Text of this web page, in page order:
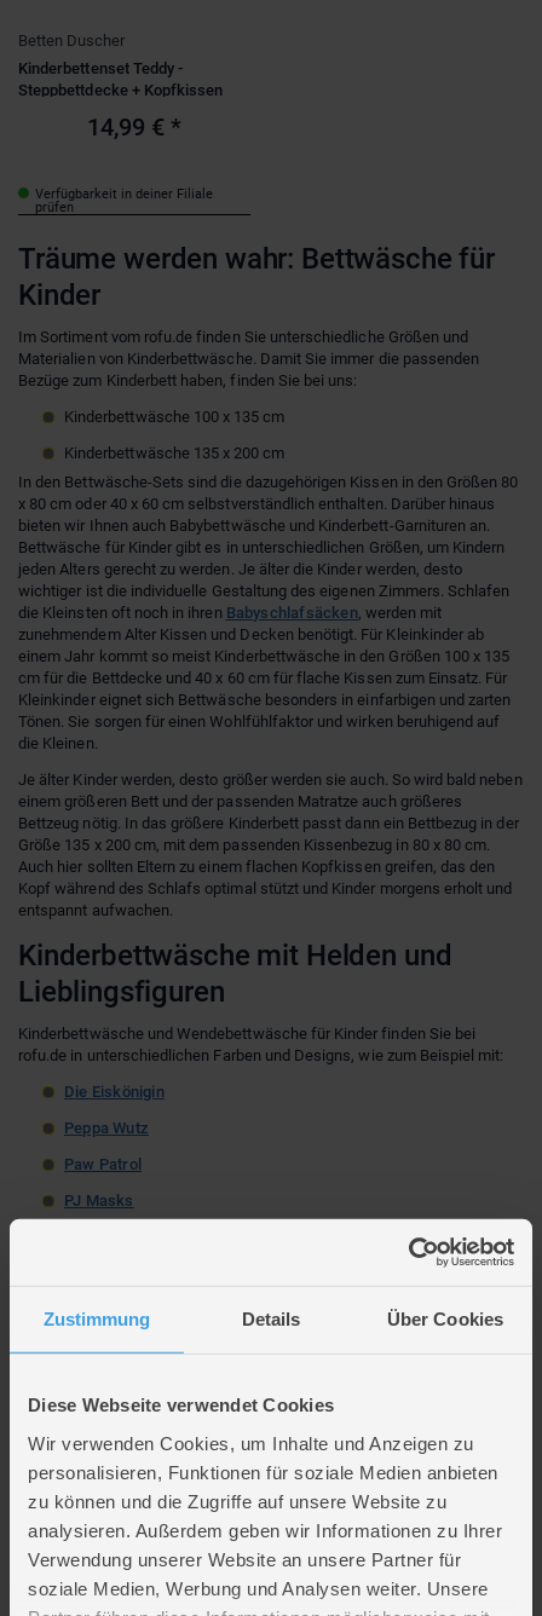
Zustimmung Details Über Cookies
Diese Webseite verwendet Cookies
Wir verwenden Cookies, um Inhalte und Anzeigen zu
personalisieren, Funktionen für soziale Medien anbieten
zu können und die Zugriffe auf unsere Website zu
analysieren. Außerdem geben wir Informationen zu Ihrer
Verwendung unserer Website an unsere Partner für
soziale Medien, Werbung und Analysen weiter. Unsere
Betten Duscher
Kinderbettenset Teddy -
Steppbettdecke + Kopfkissen
14,99 € *
Verfügbarkeit in deiner Filiale
prüfen
Träume werden wahr: Bettwäsche für
Kinder
Im Sortiment vom rofu.de finden Sie unterschiedliche Größen und
Materialien von Kinderbettwäsche. Damit Sie immer die passenden
Bezüge zum Kinderbett haben, finden Sie bei uns:
Kinderbettwäsche 100 x 135 cm
Kinderbettwäsche 135 x 200 cm
In den Bettwäsche-Sets sind die dazugehörigen Kissen in den Größen 80
x 80 cm oder 40 x 60 cm selbstverständlich enthalten. Darüber hinaus
bieten wir Ihnen auch Babybettwäsche und Kinderbett-Garnituren an.
Bettwäsche für Kinder gibt es in unterschiedlichen Größen, um Kindern
jeden Alters gerecht zu werden. Je älter die Kinder werden, desto
wichtiger ist die individuelle Gestaltung des eigenen Zimmers. Schlafen
die Kleinsten oft noch in ihren Babyschlafsäcken, werden mit
zunehmendem Alter Kissen und Decken benötigt. Für Kleinkinder ab
einem Jahr kommt so meist Kinderbettwäsche in den Größen 100 x 135
cm für die Bettdecke und 40 x 60 cm für flache Kissen zum Einsatz. Für
Kleinkinder eignet sich Bettwäsche besonders in einfarbigen und zarten
Tönen. Sie sorgen für einen Wohlfühlfaktor und wirken beruhigend auf
die Kleinen.
Je älter Kinder werden, desto größer werden sie auch. So wird bald neben
einem größeren Bett und der passenden Matratze auch größeres
Bettzeug nötig. In das größere Kinderbett passt dann ein Bettbezug in der
Größe 135 x 200 cm, mit dem passenden Kissenbezug in 80 x 80 cm.
Auch hier sollten Eltern zu einem flachen Kopfkissen greifen, das den
Kopf während des Schlafs optimal stützt und Kinder morgens erholt und
entspannt aufwachen.
Kinderbettwäsche mit Helden und
Lieblingsfiguren
Kinderbettwäsche und Wendebettwäsche für Kinder finden Sie bei
rofu.de in unterschiedlichen Farben und Designs, wie zum Beispiel mit:
Die Eiskönigin
Peppa Wutz
Paw Patrol
PJ Masks
Playmobil
Kinder in unterschiedlichen Farben, die durch ihr dezentes und
Leuchten und schenken Sie ihren Kindern traumhafte Nächte ganz in der
Nähe ihrer Helden.
Natürlich träumen: Kinderbettwäsche
aus Baumwolle
Damit Ihre Kinder sich während ihrer Ruhe- und Schlafenszeiten> schön
einkuscheln können, spielt nicht nur das passende Design eine große